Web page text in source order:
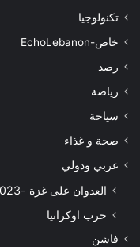
تكنولوجيا
خاص-EchoLebanon
رصد
رياضة
سياحة
صحة و غذاء
عربي ودولي
العدوان على غزة -2023
حرب اوكرانيا
فاشن